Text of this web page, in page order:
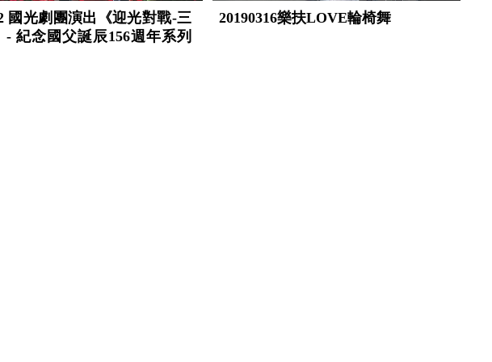
國光劇團演出《迎光對戰-三
- 紀念國父誕辰156週年系列
20190316樂扶LOVE輪椅舞